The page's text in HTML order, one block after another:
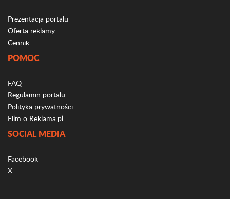
Prezentacja portalu
Oferta reklamy
Cennik
POMOC
FAQ
Regulamin portalu
Polityka prywatności
Film o Reklama.pl
SOCIAL MEDIA
Facebook
X